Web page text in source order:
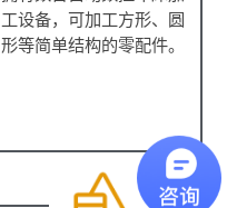
工设备，可加工方形、圆
形等简单结构的零配件。